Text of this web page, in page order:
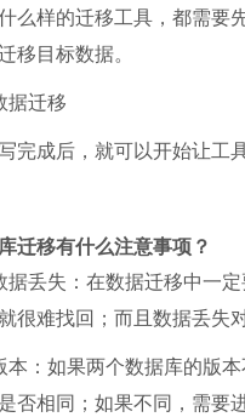
么样的迁移工具，都需要
移目标数据。
据迁移
完成后，就可以开始让工
迁移有什么注意事项？
据丢失：在数据迁移中一
很难找回；而且数据丢失
本：如果两个数据库的版
否相同；如果不同，需要